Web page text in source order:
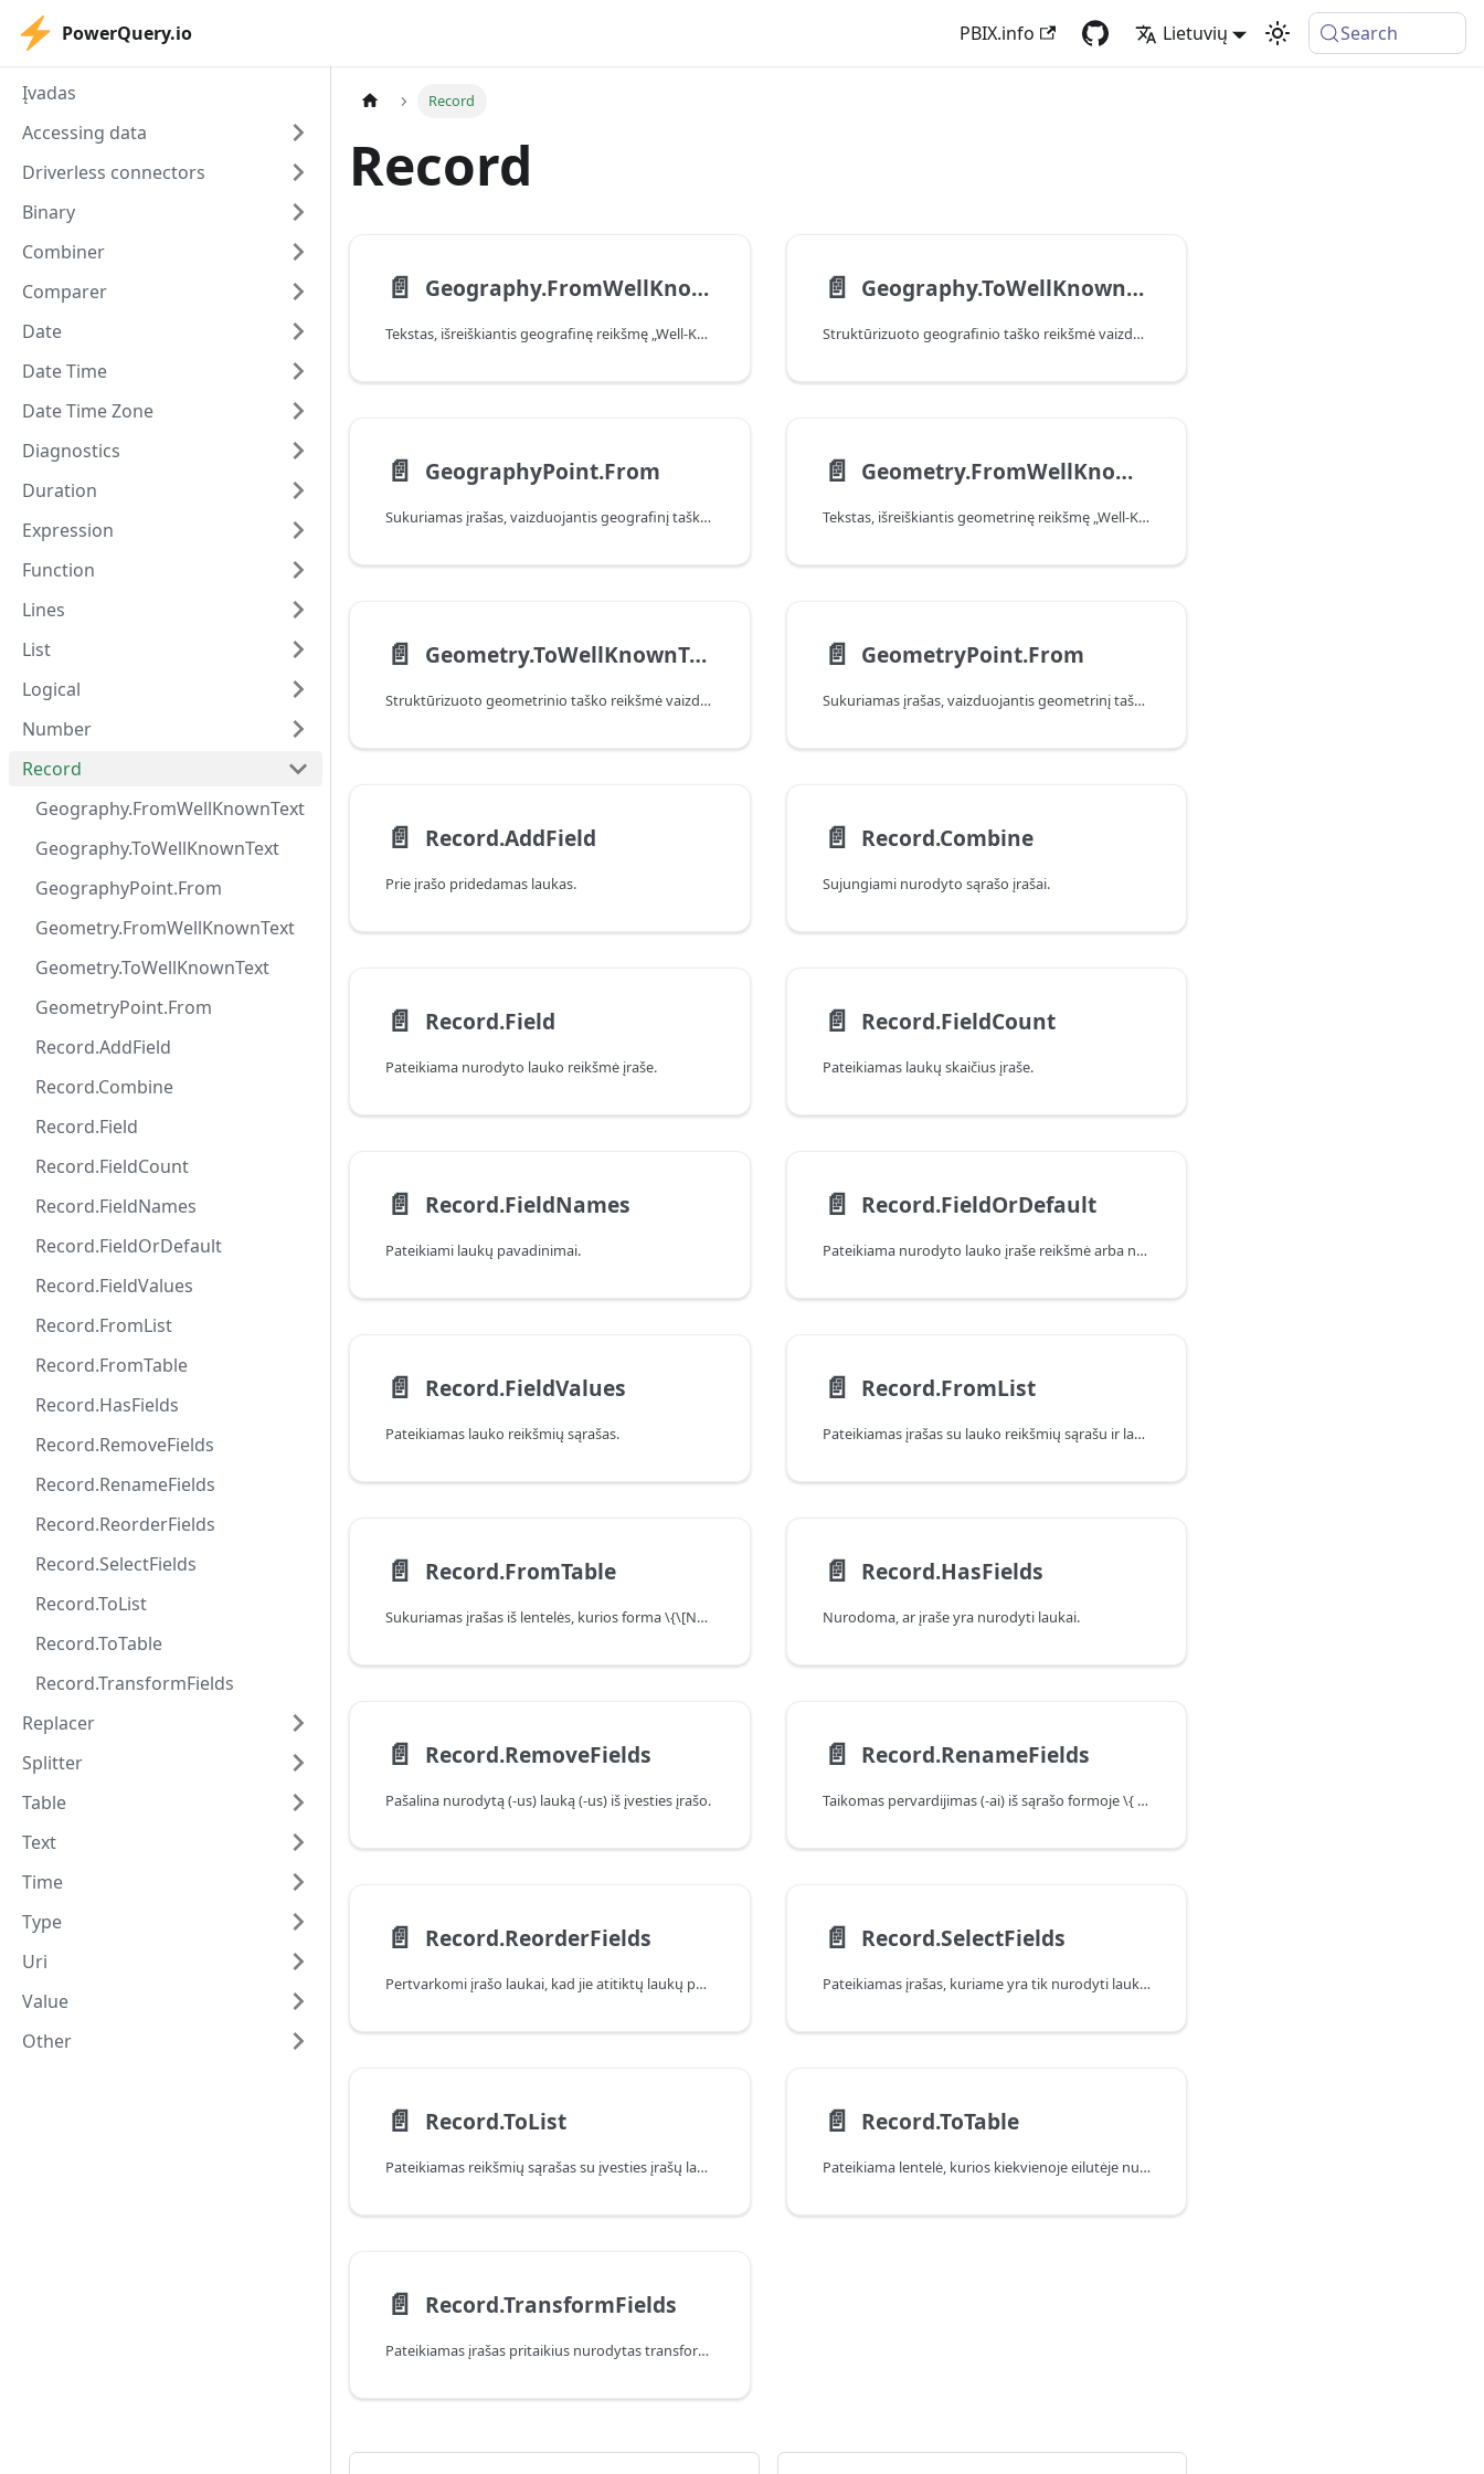
PowerQuery.io PBIX.info Lietuvių Search
Įvadas
Accessing data
Driverless connectors
Binary
Combiner
Comparer
Date
Date Time
Date Time Zone
Diagnostics
Duration
Expression
Function
Lines
List
Logical
Number
Record
Geography.FromWellKnownText
Geography.ToWellKnownText
GeographyPoint.From
Geometry.FromWellKnownText
Geometry.ToWellKnownText
GeometryPoint.From
Record.AddField
Record.Combine
Record.Field
Record.FieldCount
Record.FieldNames
Record.FieldOrDefault
Record.FieldValues
Record.FromList
Record.FromTable
Record.HasFields
Record.RemoveFields
Record.RenameFields
Record.ReorderFields
Record.SelectFields
Record.ToList
Record.ToTable
Record.TransformFields
Replacer
Splitter
Table
Text
Time
Type
Uri
Value
Other
Record
Record
📄️ Geography.FromWellKnownText
Tekstas, išreiškiantis geografinę reikšmę „Well-Known Text“ (WKT) formatu, paverčiamas struktūrizuotu įrašu.
📄️ Geography.ToWellKnownText
Struktūrizuoto geografinio taško reikšmė vaizduojama „Well-Known Text“ (WKT) formatu.
📄️ GeographyPoint.From
Sukuriamas įrašas, vaizduojantis geografinį tašką iš dalių.
📄️ Geometry.FromWellKnownText
Tekstas, išreiškiantis geometrinę reikšmę „Well-Known Text“ (WKT) formatu, paverčiamas struktūrizuotu įrašu.
📄️ Geometry.ToWellKnownText
Struktūrizuoto geometrinio taško reikšmė vaizduojama „Well-Known Text“ (WKT) formatu.
📄️ GeometryPoint.From
Sukuriamas įrašas, vaizduojantis geometrinį tašką iš dalių.
📄️ Record.AddField
Prie įrašo pridedamas laukas.
📄️ Record.Combine
Sujungiami nurodyto sąrašo įrašai.
📄️ Record.Field
Pateikiama nurodyto lauko reikšmė įraše.
📄️ Record.FieldCount
Pateikiamas laukų skaičius įraše.
📄️ Record.FieldNames
Pateikiami laukų pavadinimai.
📄️ Record.FieldOrDefault
Pateikiama nurodyto lauko įraše reikšmė arba numatytoji reikšmė, jei laukas nerastas.
📄️ Record.FieldValues
Pateikiamas lauko reikšmių sąrašas.
📄️ Record.FromList
Pateikiamas įrašas su lauko reikšmių sąrašu ir laukų rinkiniu.
📄️ Record.FromTable
Sukuriamas įrašas iš lentelės, kurios forma \{\[Name = name, Value = value\]\}.
📄️ Record.HasFields
Nurodoma, ar įraše yra nurodyti laukai.
📄️ Record.RemoveFields
Pašalina nurodytą (-us) lauką (-us) iš įvesties įrašo.
📄️ Record.RenameFields
Taikomas pervardijimas (-ai) iš sąrašo formoje \{ old, new \}.
📄️ Record.ReorderFields
Pertvarkomi įrašo laukai, kad jie atitiktų laukų pavadinimų sąrašo tvarką.
📄️ Record.SelectFields
Pateikiamas įrašas, kuriame yra tik nurodyti laukai.
📄️ Record.ToList
Pateikiamas reikšmių sąrašas su įvesties įrašų laukų reikšmėmis.
📄️ Record.ToTable
Pateikiama lentelė, kurios kiekvienoje eilutėje nurodomas lauko pavadinimas ir įvesties įrašo reikšmė.
📄️ Record.TransformFields
Pateikiamas įrašas pritaikius nurodytas transformacijas.